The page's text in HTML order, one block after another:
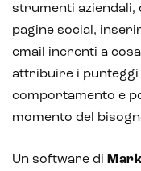
strumenti aziendali,
pagine social,
email inerenti a
attribuire i punteggi
comportamento e
momento del
Un software di